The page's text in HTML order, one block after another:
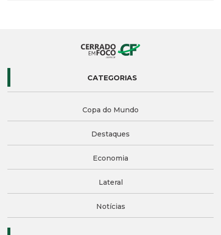
CATEGORIAS
Copa do Mundo
Destaques
Economia
Lateral
Notícias